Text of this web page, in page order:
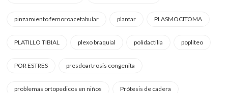
pinzamiento femoroacetabular plantar PLASMOCITOMA
PLATILLO TIBIAL plexo braquial polidactilia popliteo
POR ESTRES presdoartrosis congenita
problemas ortopedicos en niños Prótesis de cadera